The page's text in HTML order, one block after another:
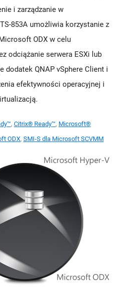
i zarządzanie w
853A umożliwia korzystanie z
ODX w celu
odciążanie serwera ESXi lub
dodatek QNAP vSphere Client i
efektywności operacyjnej i
, Citrix® Ready™, Microsoft®
ODX, SMI-S dla Microsoft SCVMM